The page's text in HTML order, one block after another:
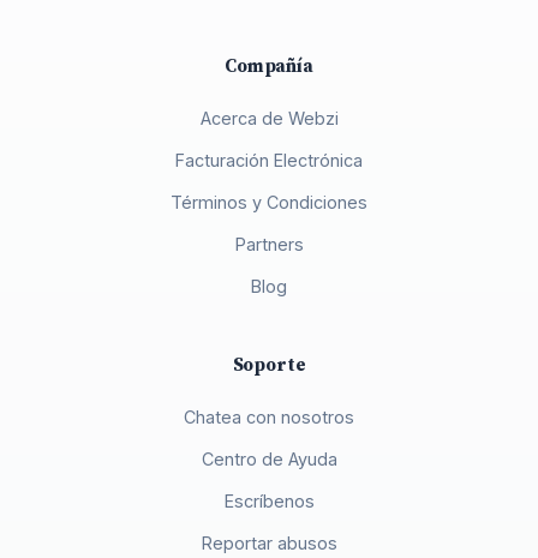
Compañía
Acerca de Webzi
Facturación Electrónica
Términos y Condiciones
Partners
Blog
Soporte
Chatea con nosotros
Centro de Ayuda
Escríbenos
Reportar abusos